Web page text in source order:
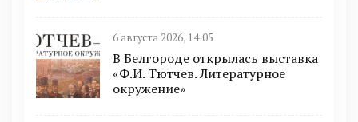
6 августа 2026, 14:05
В Белгороде открылась выставка
«Ф.И. Тютчев. Литературное
окружение»